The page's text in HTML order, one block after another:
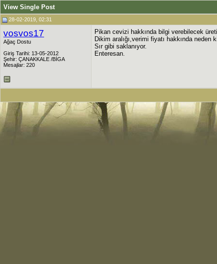
View Single Post
28-02-2019, 02:31
vosvos17
Ağaç Dostu
Giriş Tarihi: 13-05-2012
Şehir: ÇANAKKALE /BİGA
Mesajlar: 220
Pikan cevizi hakkında bilgi verebilecek
Dikim aralığı,verimi fiyatı hakkında neden
Sır gibi saklanıyor.
Enteresan.